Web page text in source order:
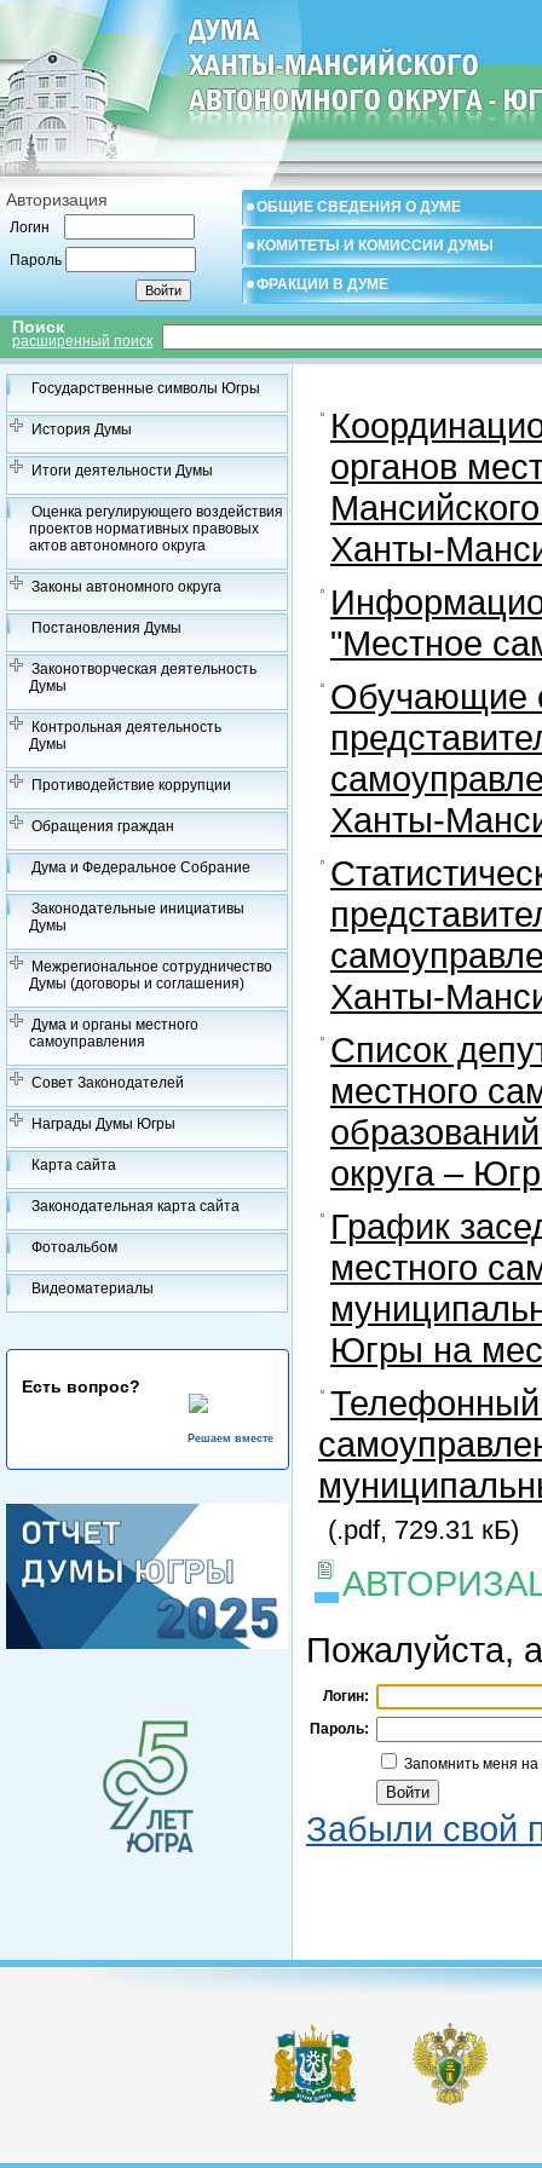
Авторизация
Логин
Пароль
ОБЩИЕ СВЕДЕНИЯ О ДУМЕ
КОМИТЕТЫ И КОМИССИИ ДУМЫ
ФРАКЦИИ В ДУМЕ
Поиск
расширенный поиск
Государственные символы Югры
История Думы
Итоги деятельности Думы
Оценка регулирующего воздействия
проектов нормативных правовых
актов автономного округа
Законы автономного округа
Постановления Думы
Законотворческая деятельность
Думы
Контрольная деятельность
Думы
Противодействие коррупции
Обращения граждан
Дума и Федеральное Собрание
Законодательные инициативы
Думы
Межрегиональное сотрудничество
Думы (договоры и соглашения)
Дума и органы местного
самоуправления
Совет Законодателей
Награды Думы Югры
Карта сайта
Законодательная карта сайта
Фотоальбом
Видеоматериалы
Есть вопрос?
Решаем вместе
органов
Ханты-
"Местное
Обучающие
Ханты-
Ханты-
Список
местного
округа –
График
местного
Югры на
Телефонный
(.pdf, 729.31 кБ)
Пожалуйста,
Логин:
Пароль:
Запомнить меня
Забыли свой